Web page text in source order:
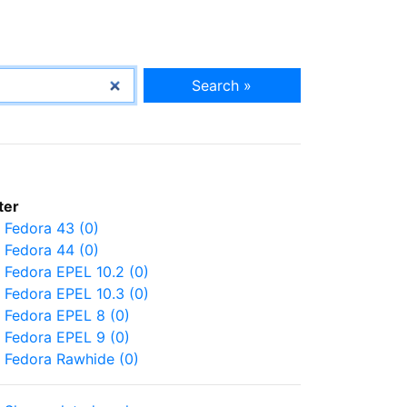
Search »
Fedora 43 (0)
Fedora 44 (0)
Fedora EPEL 10.2 (0)
Fedora EPEL 10.3 (0)
Fedora EPEL 8 (0)
Fedora EPEL 9 (0)
Fedora Rawhide (0)